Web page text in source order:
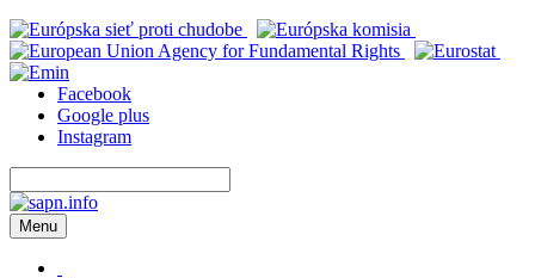
Facebook
Google plus
Instagram
Menu